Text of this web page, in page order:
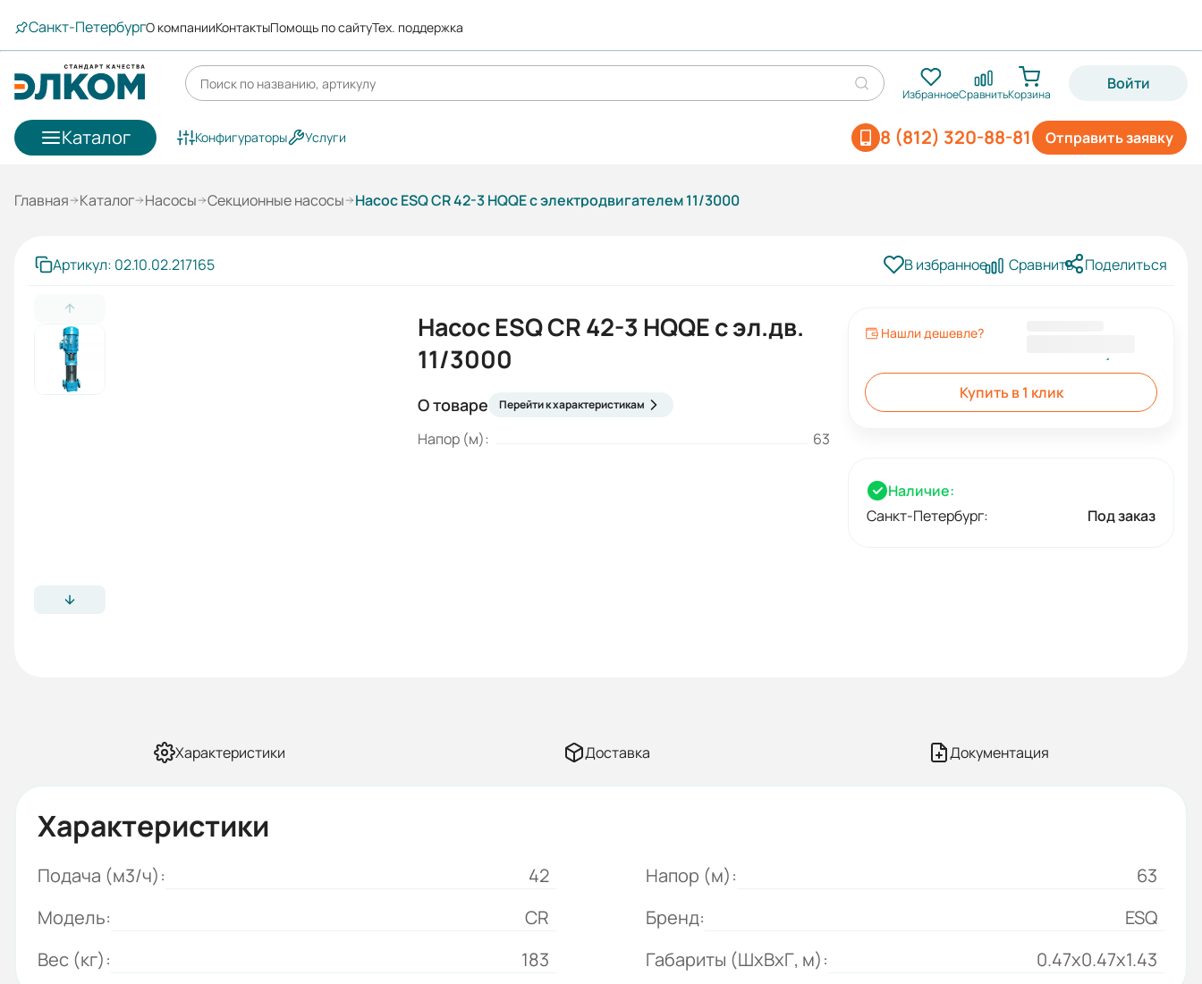
Санкт-ПетербургО компанииКонтактыПомощь по сайтуТех. поддержка
ИзбранноеСравнитьКорзина
Войти
Каталог Отправить заявку
8 (812) 320-88-81
Конфигураторы Услуги
Главная Каталог Насосы Секционные насосы Насос ESQ CR 42-3 HQQE с электродвигателем 11/3000
Артикул: 02.10.02.217165 В избранное Сравнить Поделиться
Насос ESQ CR 42-3 HQQE с эл.дв.
11/3000
О товаре Перейти к характеристикам
Напор (м): 63
Нашли дешевле?
Купить в 1 клик
Наличие:
Санкт-Петербург:
Под заказ
Характеристики Доставка Документация
Характеристики
Подача (м3/ч): 42 Напор (м):
63
Модель:
CR Бренд:
ESQ
Вес (кг):
183 Габариты (ШхВхГ, м): 0.47x0.47x1.43